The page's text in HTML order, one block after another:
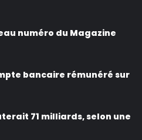
numéro du Magazine
bancaire rémunéré sur
71 milliards, selon une